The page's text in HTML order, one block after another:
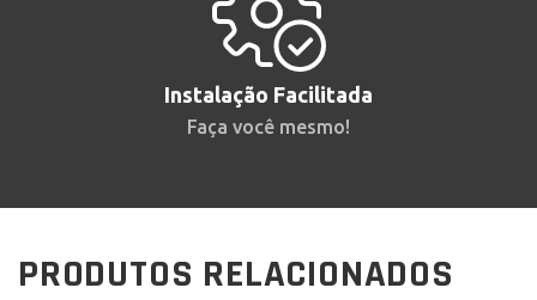
Instalação Facilitada
Faça você mesmo!
PRODUTOS RELACIONADOS